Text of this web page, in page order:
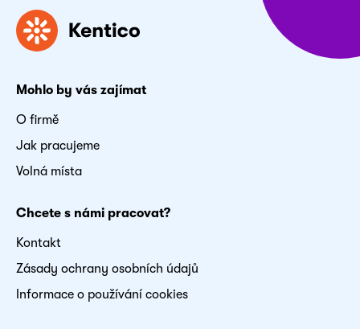
Mohlo by vás zajímat
O firmě
Jak pracujeme
Volná místa
Chcete s námi pracovat?
Kontakt
Zásady ochrany osobních údajů
Informace o používání cookies